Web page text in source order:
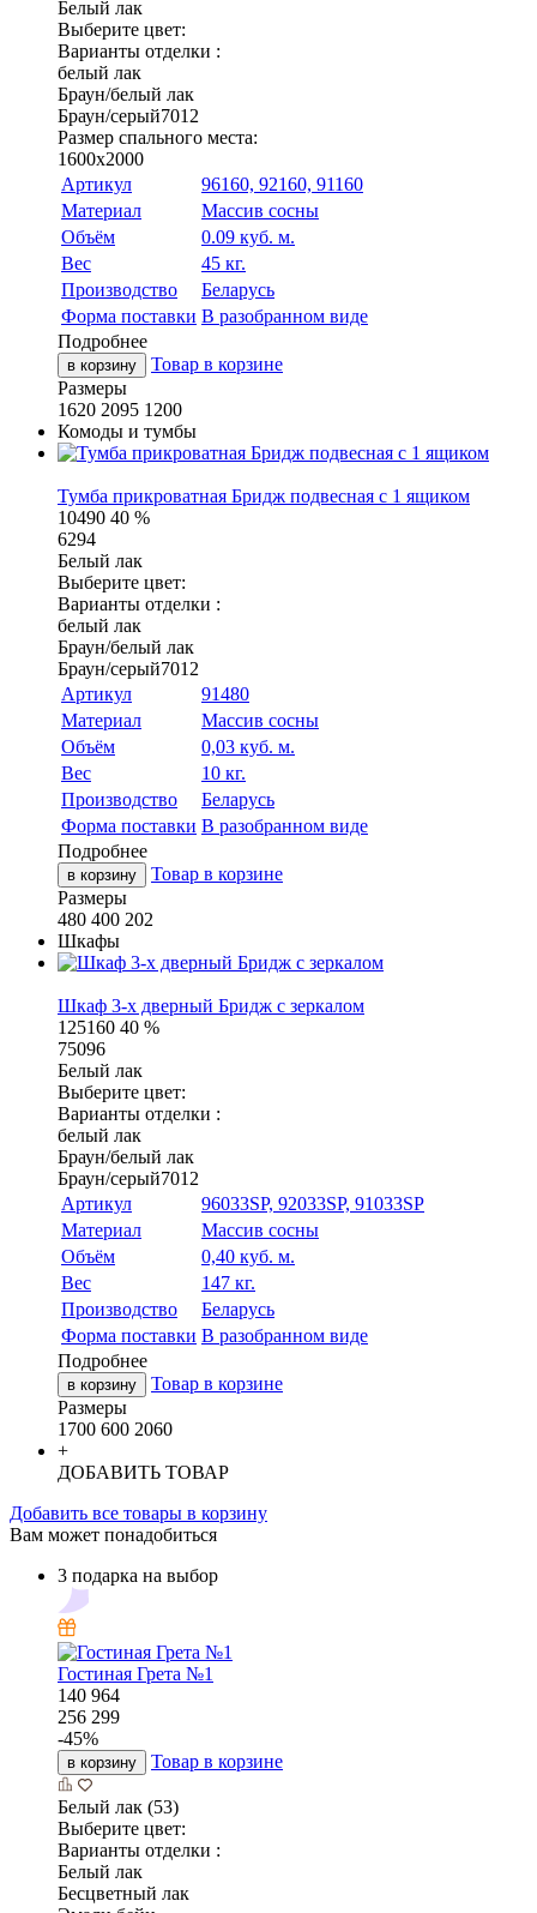
Белый лак
Выберите цвет:
Варианты отделки :
белый лак
Браун/белый лак
Браун/серый7012
Размер спального места:
1600x2000
Артикул
96160, 92160, 91160
Материал
Массив сосны
Объём
0.09 куб. м.
Вес
45 кг.
Производство
Беларусь
Форма поставки В разобранном виде
Подробнее
в корзину
Товар в корзине
Размеры
1620 2095 1200
Комоды и тумбы
Тумба прикроватная Бридж подвесная с 1 ящиком
10490 40 %
6294
Белый лак
Выберите цвет:
Варианты отделки :
белый лак
Браун/белый лак
Браун/серый7012
Артикул
91480
Материал
Массив сосны
Объём
0,03 куб. м.
Вес
10 кг.
Производство
Беларусь
Форма поставки В разобранном виде
Подробнее
в корзину
Товар в корзине
Размеры
480 400 202
Шкафы
Шкаф 3-х дверный Бридж с зеркалом
125160 40 %
75096
Белый лак
Выберите цвет:
Варианты отделки :
белый лак
Браун/белый лак
Браун/серый7012
Артикул
96033SP, 92033SP, 91033SP
Материал
Массив сосны
Объём
0,40 куб. м.
Вес
147 кг.
Производство
Беларусь
Форма поставки В разобранном виде
Подробнее
в корзину
Товар в корзине
Размеры
1700 600 2060
+
ДОБАВИТЬ ТОВАР
Добавить все товары в корзину
Вам может понадобиться
3 подарка на выбор
Гостиная Грета №1
140 964
256 299
-45%
в корзину Товар в корзине
Белый лак (53)
Выберите цвет:
Варианты отделки :
Белый лак
Бесцветный лак